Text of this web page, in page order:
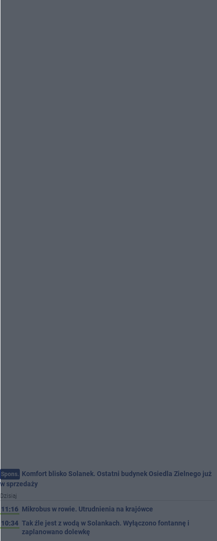
Spons. Komfort blisko Solanek. Ostatni budynek Osiedla Zielnego już
w sprzedaży
Dzisiaj
11:16 Mikrobus w rowie. Utrudnienia na krajówce
10:34 Tak źle jest z wodą w Solankach. Wyłączono fontannę i
zaplanowano dolewkę